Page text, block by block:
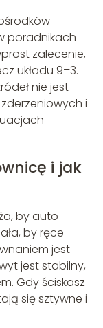
poradnikach
zalecenie,
układu 9–3.
nie jest
i
i jak
by auto
by ręce
jest
jest stabilny,
Gdy ściskasz
się sztywne i